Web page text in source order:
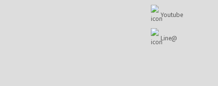
Youtube
Line@